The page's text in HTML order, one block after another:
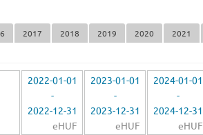
2017 2018 2019 2020 2021
2022-01-01
-
2022-12-31
eHUF
2023-01-01
-
2023-12-31
eHUF
2024-01-01
-
2024-12-31
eHUF